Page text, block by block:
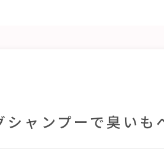
ャンプーで臭いも